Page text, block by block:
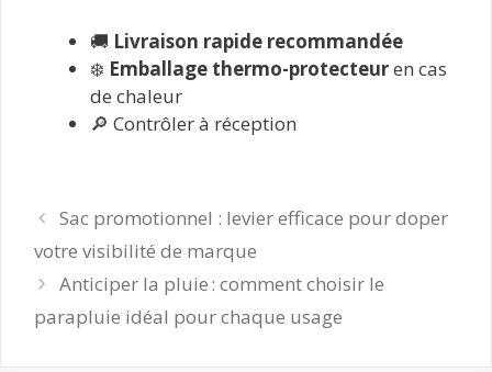
🚚 Livraison rapide recommandée
❄️ Emballage thermo-protecteuren cas
de chaleur
🔎 Contrôler à réception
Sac promotionnel : levier efficace pour doper
votre visibilité de marque
Anticiper la pluie : comment choisir le
parapluie idéal pour chaque usage